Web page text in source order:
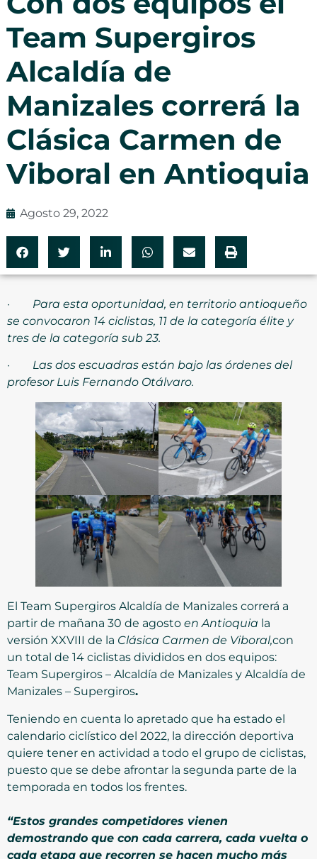
Team Supergiros
Alcaldía de
Manizales correrá la
Clásica Carmen de
Viboral en Antioquia
Agosto 29, 2022
· Para esta oportunidad, en territorio antioqueño
se convocaron 14 ciclistas, 11 de la categoría élite y
tres de la categoría sub 23.
· Las dos escuadras están bajo las órdenes del
profesor Luis Fernando Otálvaro.
El Team Supergiros Alcaldía de Manizales correrá a
partir de mañana 30 de agosto en Antioquia la
versión XXVIII de la Clásica Carmen de Viboral,con
un total de 14 ciclistas divididos en dos equipos:
Team Supergiros – Alcaldía de Manizales y Alcaldía de
Manizales – Supergiros.
Teniendo en cuenta lo apretado que ha estado el
calendario ciclístico del 2022, la dirección deportiva
quiere tener en actividad a todo el grupo de ciclistas,
puesto que se debe afrontar la segunda parte de la
temporada en todos los frentes.
“Estos grandes competidores vienen
demostrando que con cada carrera, cada vuelta o
cada etapa que recorren se hacen mucho más